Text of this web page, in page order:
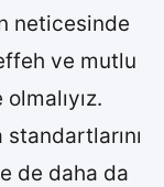
neticesinde
ve mutlu
de daha da